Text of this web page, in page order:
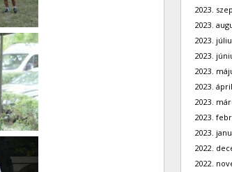
2023.
2023.
2023.
2023.
2023.
2023.
2023.
2023.
2023.
2022.
2022.